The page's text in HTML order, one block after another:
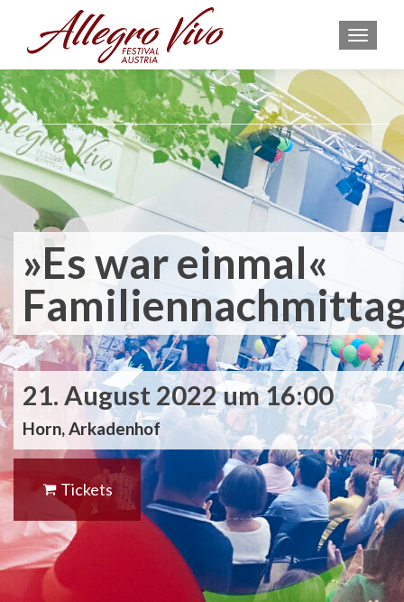
»Es war einmal«
21. August 2022 um 16:00
Horn, Arkadenhof
Tickets